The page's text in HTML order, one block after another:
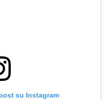
su Instagram